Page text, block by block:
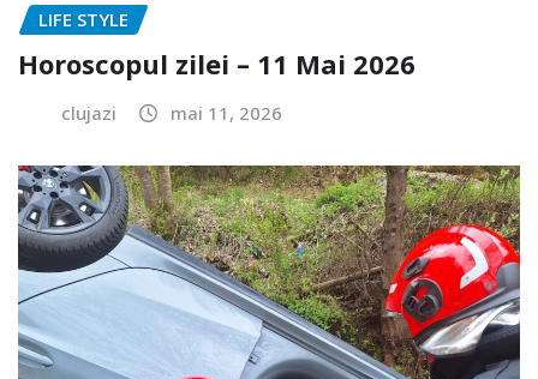
LIFE STYLE
Horoscopul zilei – 11 Mai 2026
clujazi mai 11, 2026